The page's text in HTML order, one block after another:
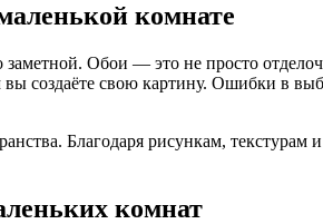
комнате
заметной. Обои — это не просто
создаёте свою картину. Ошибки в
Благодаря рисункам,
комнат